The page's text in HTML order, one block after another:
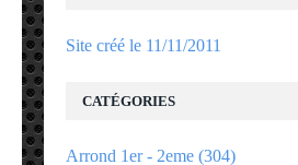
Site créé le 11/11/2011
CATÉGORIES
Arrond 1er - 2eme (304)